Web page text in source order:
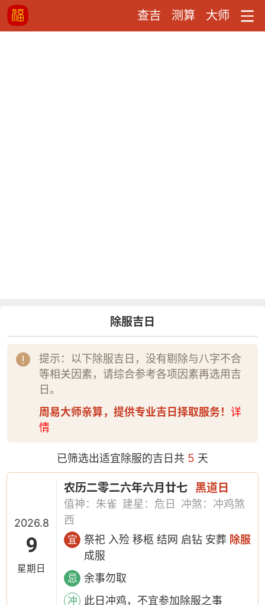
查吉 测算 大师
除服吉日
提示：以下除服吉日，没有剔除与八字不合
等相关因素，请综合参考各项因素再选用吉
日。
周易大师亲算，提供专业吉日择取服务！ 详
情
已筛选出适宜除服的吉日共 5 天
2026.8
9
星期日
农历二零二六年六月廿七 黑道日
值神：朱雀 建星：危日
冲煞：冲鸡煞
西
宜 祭祀 入殓 移柩 结网 启钻 安葬 除服
成服
忌 余事勿取
冲 此日冲鸡，不宜参加除服之事